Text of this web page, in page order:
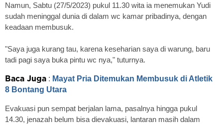
Namun, Sabtu (27/5/2023) pukul 11.30 wita ia menemukan Yudi
sudah meninggal dunia di dalam wc kamar pribadinya, dengan
keadaan membusuk.
"Saya juga kurang tau, karena keseharian saya di warung, baru
tadi pagi saya buka pintu wc nya," tuturnya.
Baca Juga : Mayat Pria Ditemukan Membusuk di Atletik
8 Bontang Utara
Evakuasi pun sempat berjalan lama, pasalnya hingga pukul
14.30, jenazah belum bisa dievakuasi, lantaran masih dalam